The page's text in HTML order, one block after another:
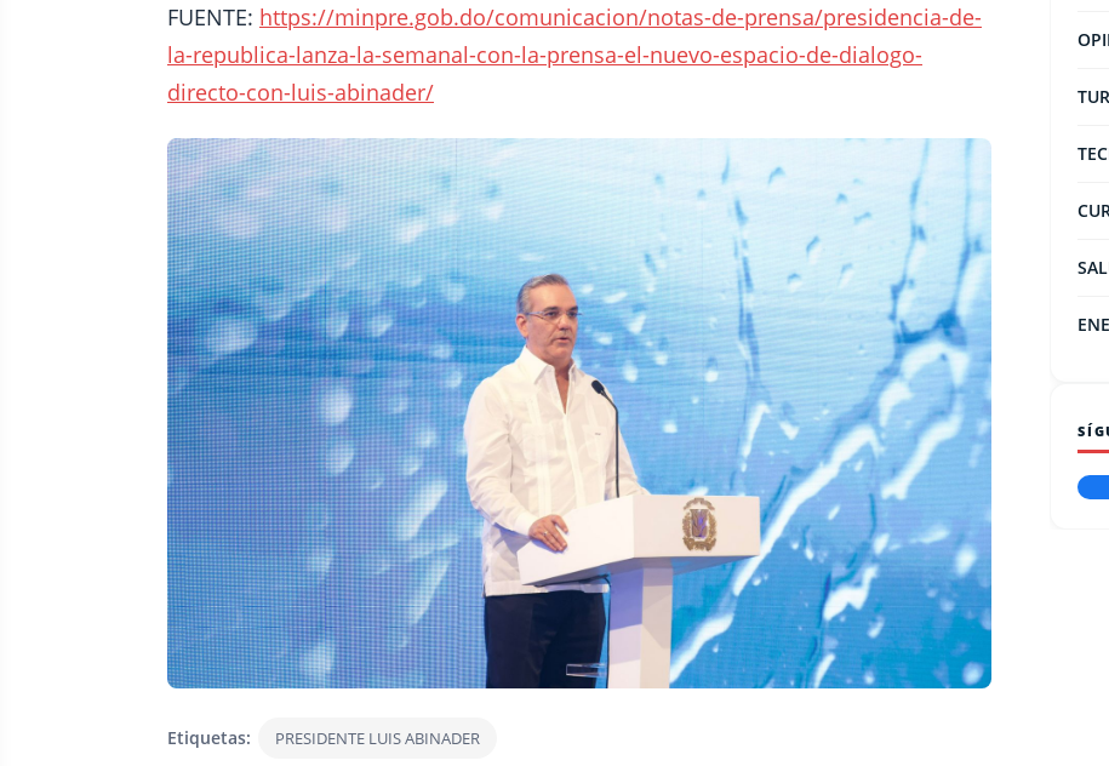
FUENTE: https://minpre.gob.do/comunicacion/notas-de-prensa/presidencia-de-
la-republica-lanza-la-semanal-con-la-prensa-el-nuevo-espacio-de-dialogo-
directo-con-luis-abinader/
Etiquetas: PRESIDENTE LUIS ABINADER